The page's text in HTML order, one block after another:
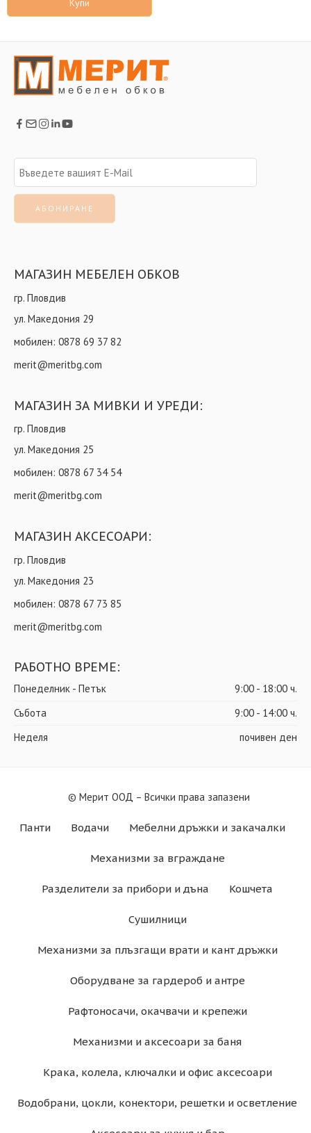
МАГАЗИН МЕБЕЛЕН ОБКОВ
гр. Пловдив
ул. Македония 29
мобилен: 0878 69 37 82
merit@meritbg.com
МАГАЗИН ЗА МИВКИ И УРЕДИ:
гр. Пловдив
ул. Македония 25
мобилен: 0878 67 34 54
merit@meritbg.com
МАГАЗИН АКСЕСОАРИ:
гр. Пловдив
ул. Македония 23
мобилен: 0878 67 73 85
merit@meritbg.com
РАБОТНО ВРЕМЕ:
Понеделник - Петък
9:00 - 18:00 ч.
Събота
9:00 - 14:00 ч.
Неделя
почивен ден
© Мерит ООД – Всички права запазени
Панти Водачи Мебелни дръжки и закачалки
Механизми за вграждане
Разделители за прибори и дъна Кошчета
Сушилници
Механизми за плъзгащи врати и кант дръжки
Оборудване за гардероб и антре
Рафтоносачи, окачвачи и крепежи
Механизми и аксесоари за баня
Крака, колела, ключалки и офис аксесоари
Водобрани, цокли, конектори, решетки и осветление